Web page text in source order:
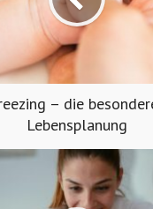
– die
Lebensplanung